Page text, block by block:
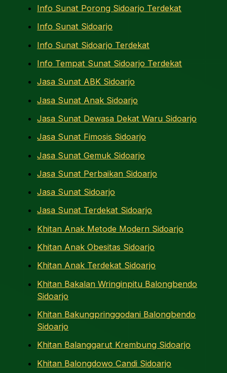
Info Sunat Porong Sidoarjo Terdekat
Info Sunat Sidoarjo
Info Sunat Sidoarjo Terdekat
Info Tempat Sunat Sidoarjo Terdekat
Jasa Sunat ABK Sidoarjo
Jasa Sunat Anak Sidoarjo
Jasa Sunat Dewasa Dekat Waru Sidoarjo
Jasa Sunat Fimosis Sidoarjo
Jasa Sunat Gemuk Sidoarjo
Jasa Sunat Perbaikan Sidoarjo
Jasa Sunat Sidoarjo
Jasa Sunat Terdekat Sidoarjo
Khitan Anak Metode Modern Sidoarjo
Khitan Anak Obesitas Sidoarjo
Khitan Anak Terdekat Sidoarjo
Khitan Bakalan Wringinpitu Balongbendo
Sidoarjo
Khitan Bakungpringgodani Balongbendo
Sidoarjo
Khitan Balanggarut Krembung Sidoarjo
Khitan Balongdowo Candi Sidoarjo